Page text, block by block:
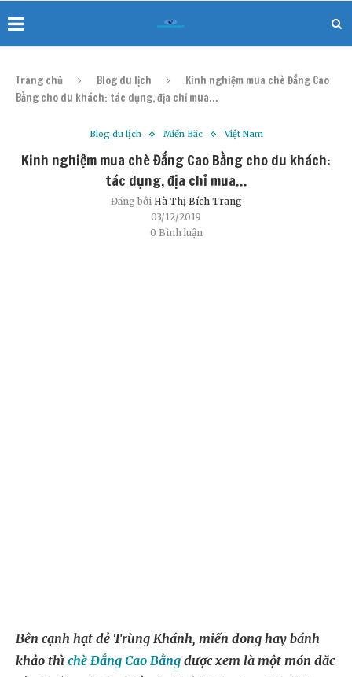
Trang chủ Blog du lịch
Kinh nghiệm mua chè Đắng Cao
Bằng cho du khách: tác dụng, địa chỉ mua…
Blog du lịch Miền Bắc Việt Nam
Kinh nghiệm mua chè Đắng Cao Bằng cho du khách:
tác dụng, địa chỉ mua…
Đăng bởi Hà Thị Bích Trang
03/12/2019
0 Bình luận
Bên cạnh hạt dẻ Trùng Khánh, miến dong hay bánh
khảo thì chè Đắng Cao Bằng được xem là một món đăc